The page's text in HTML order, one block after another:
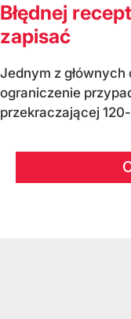
Błędnej
zapisać
Jednym z
ograniczenie
przekraczającej